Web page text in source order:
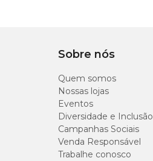
Sobre nós
Quem somos
Nossas lojas
Eventos
Diversidade e Inclusão
Campanhas Sociais
Venda Responsável
Trabalhe conosco